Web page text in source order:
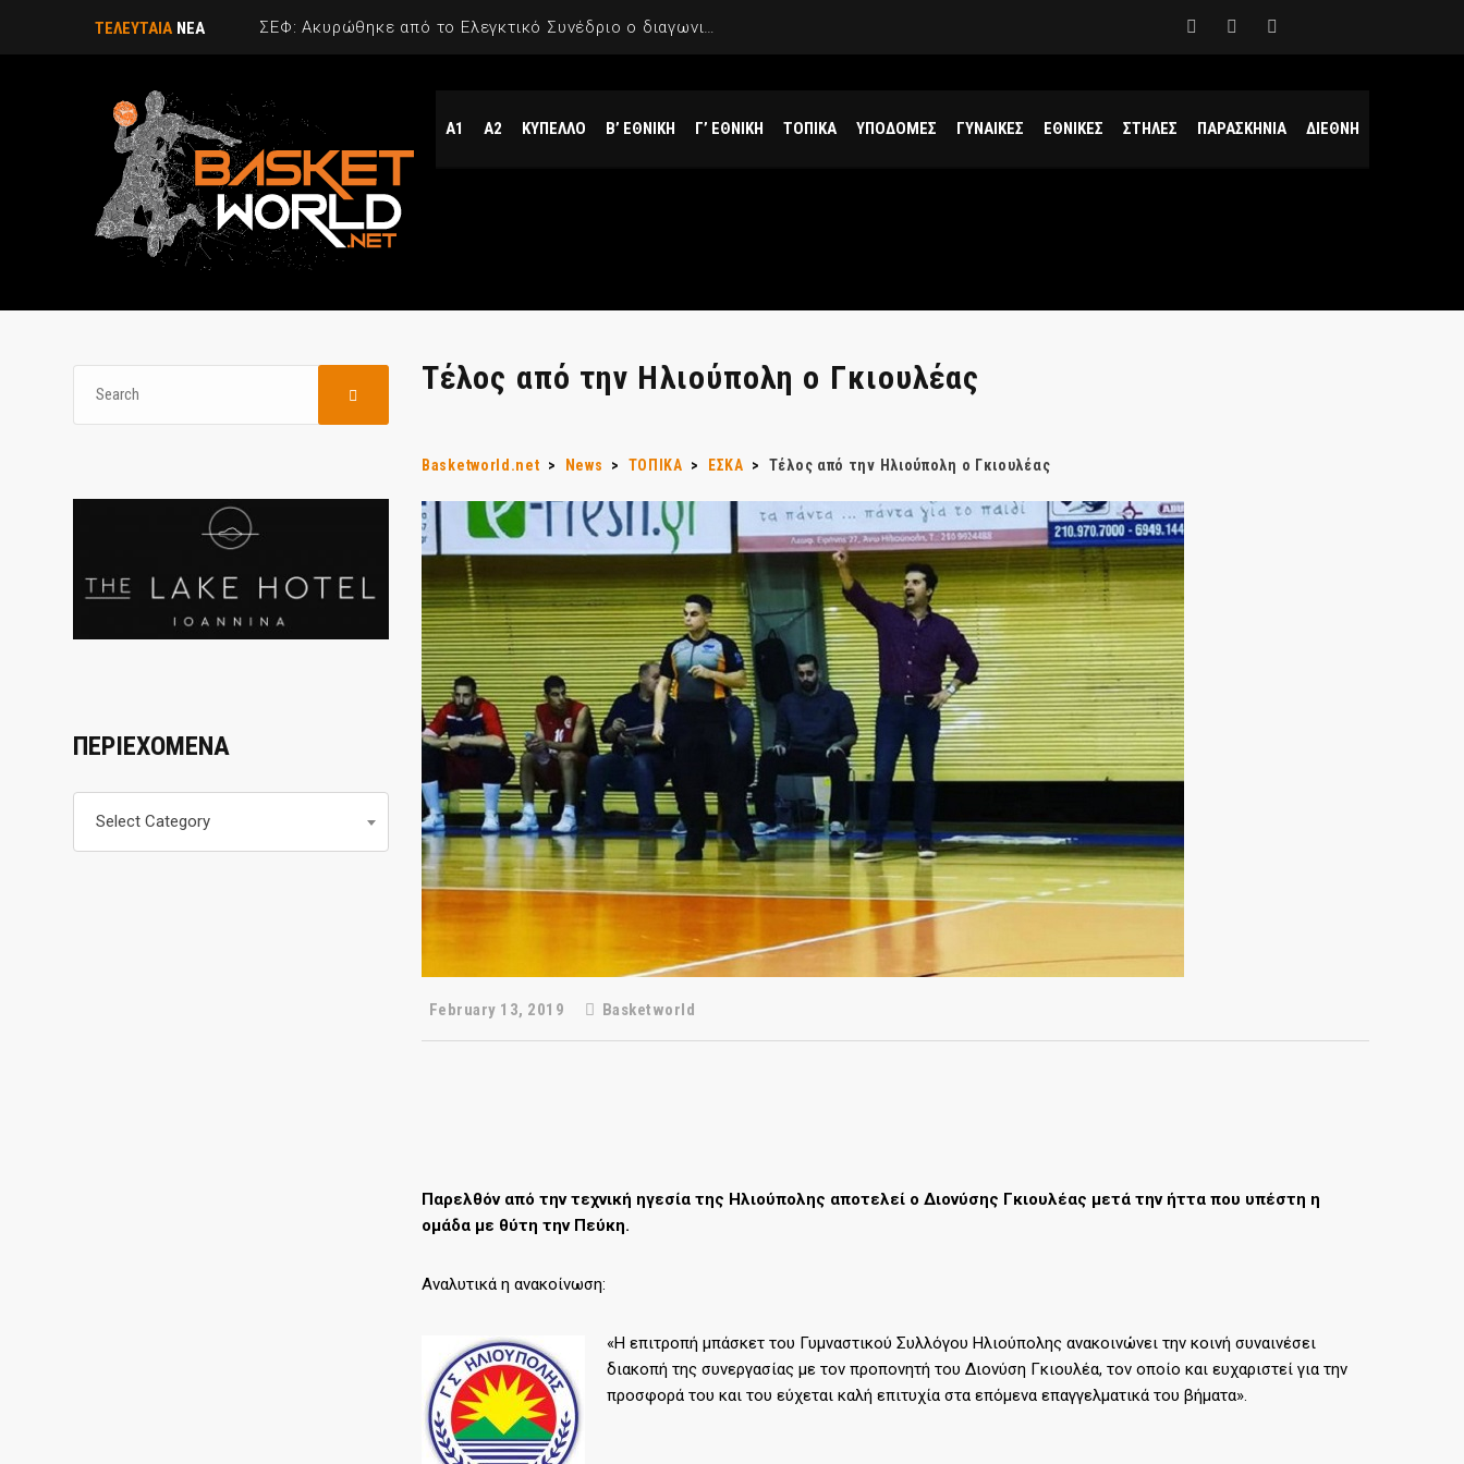
ΤΕΛΕΥΤΑΙΑ ΝΕΑ ΣΕΦ: Ακυρώθηκε από το Ελεγκτικό Συνέδριο ο διαγωνισμός για την ενεργειακή αναβάθμισή του, επαναπροκηρύσσεται το έργο
Α1 Α2 ΚΥΠΕΛΛΟ Β’ ΕΘΝΙΚΗ Γ’ ΕΘΝΙΚΗ ΤΟΠΙΚΑ ΥΠΟΔΟΜΕΣ ΓΥΝΑΙΚΕΣ ΕΘΝΙΚΕΣ ΣΤΗΛΕΣ ΠΑΡΑΣΚΗΝΙΑ ΔΙΕΘΝΗ
Τέλος από την Ηλιούπολη ο Γκιουλέας
Basketworld.net > News > ΤΟΠΙΚΑ > ΕΣΚΑ > Τέλος από την Ηλιούπολη ο Γκιουλέας
February 13, 2019 Basketworld
Παρελθόν από την τεχνική ηγεσία της Ηλιούπολης αποτελεί ο Διονύσης Γκιουλέας μετά την ήττα που υπέστη η
ομάδα με θύτη την Πεύκη.
Αναλυτικά η ανακοίνωση:
«Η επιτροπή μπάσκετ του Γυμναστικού Συλλόγου Ηλιούπολης ανακοινώνει την κοινή συναινέσει
διακοπή της συνεργασίας με τον προπονητή του Διονύση Γκιουλέα, τον οποίο και ευχαριστεί για την
προσφορά του και του εύχεται καλή επιτυχία στα επόμενα επαγγελματικά του βήματα».
ΠΕΡΙΕΧΟΜΕΝΑ
Select Category